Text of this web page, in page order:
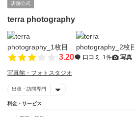
店舗公式
terra photography
3.20 口コミ 1件 写真
写真館・フォトスタジオ
出張・訪問専門
料金・サービス